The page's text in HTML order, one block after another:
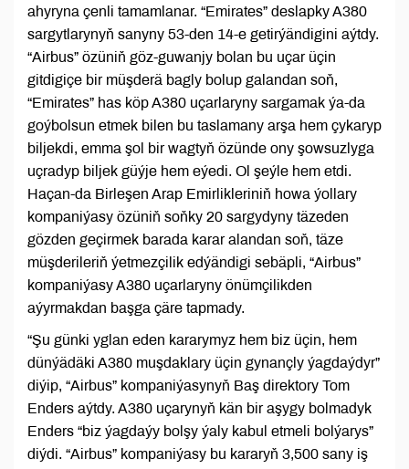
ahyryna çenli tamamlanar. “Emirates” deslapky A380
sargytlarynyň sanyny 53-den 14-e getirýändigini aýtdy.
“Airbus” özüniň göz-guwanjy bolan bu uçar üçin
gitdigiçe bir müşderä bagly bolup galandan soň,
“Emirates” has köp A380 uçarlaryny sargamak ýa-da
goýbolsun etmek bilen bu taslamany arşa hem çykaryp
biljekdi, emma şol bir wagtyň özünde ony şowsuzlyga
uçradyp biljek güýje hem eýedi. Ol şeýle hem etdi.
Haçan-da Birleşen Arap Emirlikleriniň howa ýollary
kompaniýasy özüniň soňky 20 sargydyny täzeden
gözden geçirmek barada karar alandan soň, täze
müşderileriň ýetmezçilik edýändigi sebäpli, “Airbus”
kompaniýasy A380 uçarlaryny önümçilikden
aýyrmakdan başga çäre tapmady.
“Şu günki yglan eden kararymyz hem biz üçin, hem
dünýädäki A380 muşdaklary üçin gynançly ýagdaýdyr”
diýip, “Airbus” kompaniýasynyň Baş direktory Tom
Enders aýtdy. A380 uçarynyň kän bir aşygy bolmadyk
Enders “biz ýagdaýy bolşy ýaly kabul etmeli bolýarys”
diýdi. “Airbus” kompaniýasy bu kararyň 3,500 sany iş